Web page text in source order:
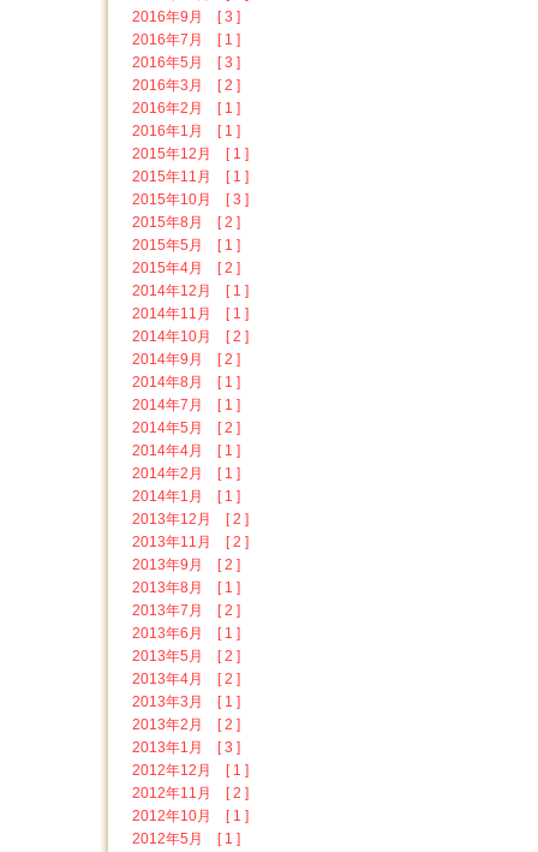
2016年9月 [ 3 ]
2016年7月 [ 1 ]
2016年5月 [ 3 ]
2016年3月 [ 2 ]
2016年2月 [ 1 ]
2016年1月 [ 1 ]
2015年12月 [ 1 ]
2015年11月 [ 1 ]
2015年10月 [ 3 ]
2015年8月 [ 2 ]
2015年5月 [ 1 ]
2015年4月 [ 2 ]
2014年12月 [ 1 ]
2014年11月 [ 1 ]
2014年10月 [ 2 ]
2014年9月 [ 2 ]
2014年8月 [ 1 ]
2014年7月 [ 1 ]
2014年5月 [ 2 ]
2014年4月 [ 1 ]
2014年2月 [ 1 ]
2014年1月 [ 1 ]
2013年12月 [ 2 ]
2013年11月 [ 2 ]
2013年9月 [ 2 ]
2013年8月 [ 1 ]
2013年7月 [ 2 ]
2013年6月 [ 1 ]
2013年5月 [ 2 ]
2013年4月 [ 2 ]
2013年3月 [ 1 ]
2013年2月 [ 2 ]
2013年1月 [ 3 ]
2012年12月 [ 1 ]
2012年11月 [ 2 ]
2012年10月 [ 1 ]
2012年5月 [ 1 ]